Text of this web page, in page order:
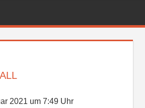
FEUERWEHR
2021 um 7:49 Uhr